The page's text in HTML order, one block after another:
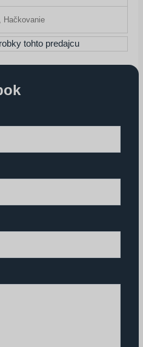
Hačkovanie
tohto predajcu